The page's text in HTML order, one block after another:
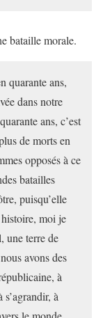
bataille morale.
quarante ans,
dans notre
ans, c’est
de morts en
opposés à ce
batailles
puisqu’elle
moi je
une terre de
avons des
à
à